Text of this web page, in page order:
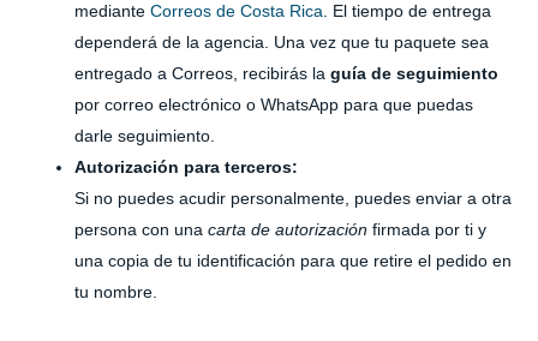
mediante Correos de Costa Rica. El tiempo de entrega
dependerá de la agencia. Una vez que tu paquete sea
entregado a Correos, recibirás la guía de seguimiento
por correo electrónico o WhatsApp para que puedas
darle seguimiento.
Autorización para terceros:
Si no puedes acudir personalmente, puedes enviar a otra
persona con una carta de autorización firmada por ti y
una copia de tu identificación para que retire el pedido en
tu nombre.